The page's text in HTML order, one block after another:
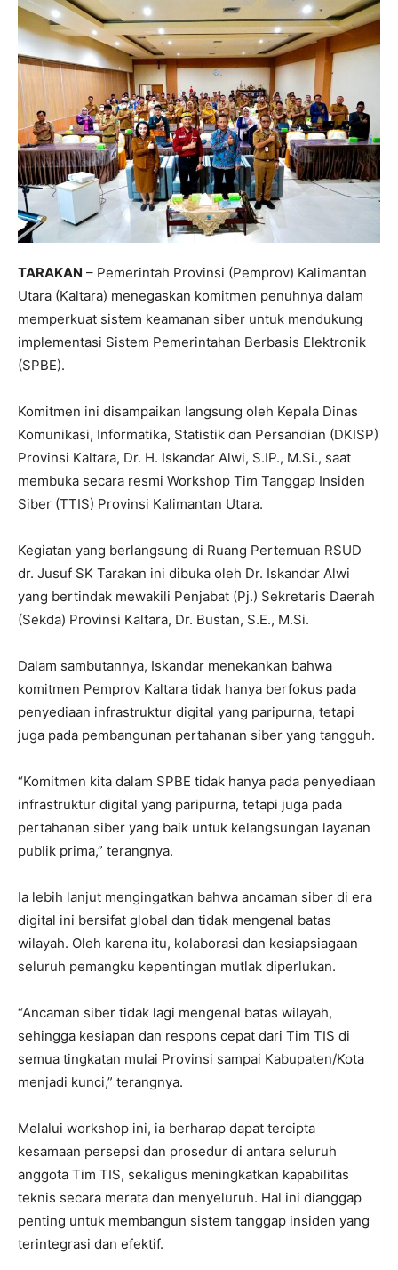
TARAKAN – Pemerintah Provinsi (Pemprov) Kalimantan
Utara (Kaltara) menegaskan komitmen penuhnya dalam
memperkuat sistem keamanan siber untuk mendukung
implementasi Sistem Pemerintahan Berbasis Elektronik
(SPBE).
Komitmen ini disampaikan langsung oleh Kepala Dinas
Komunikasi, Informatika, Statistik dan Persandian (DKISP)
Provinsi Kaltara, Dr. H. Iskandar Alwi, S.IP., M.Si., saat
membuka secara resmi Workshop Tim Tanggap Insiden
Siber (TTIS) Provinsi Kalimantan Utara.
Kegiatan yang berlangsung di Ruang Pertemuan RSUD
dr. Jusuf SK Tarakan ini dibuka oleh Dr. Iskandar Alwi
yang bertindak mewakili Penjabat (Pj.) Sekretaris Daerah
(Sekda) Provinsi Kaltara, Dr. Bustan, S.E., M.Si.
Dalam sambutannya, Iskandar menekankan bahwa
komitmen Pemprov Kaltara tidak hanya berfokus pada
penyediaan infrastruktur digital yang paripurna, tetapi
juga pada pembangunan pertahanan siber yang tangguh.
“Komitmen kita dalam SPBE tidak hanya pada penyediaan
infrastruktur digital yang paripurna, tetapi juga pada
pertahanan siber yang baik untuk kelangsungan layanan
publik prima,” terangnya.
Ia lebih lanjut mengingatkan bahwa ancaman siber di era
digital ini bersifat global dan tidak mengenal batas
wilayah. Oleh karena itu, kolaborasi dan kesiapsiagaan
seluruh pemangku kepentingan mutlak diperlukan.
“Ancaman siber tidak lagi mengenal batas wilayah,
sehingga kesiapan dan respons cepat dari Tim TIS di
semua tingkatan mulai Provinsi sampai Kabupaten/Kota
menjadi kunci,” terangnya.
Melalui workshop ini, ia berharap dapat tercipta
kesamaan persepsi dan prosedur di antara seluruh
anggota Tim TIS, sekaligus meningkatkan kapabilitas
teknis secara merata dan menyeluruh. Hal ini dianggap
penting untuk membangun sistem tanggap insiden yang
terintegrasi dan efektif.